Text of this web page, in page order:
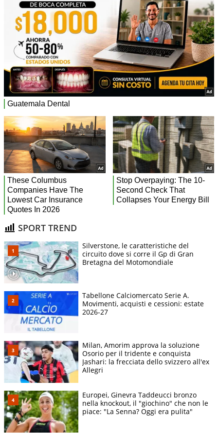
SPORT TREND
Silverstone, le caratteristiche del
circuito dove si corre il Gp di Gran
Bretagna del Motomondiale
Tabellone Calciomercato Serie A.
Movimenti, acquisti e cessioni: estate
2026-27
Milan, Amorim approva la soluzione
Osorio per il tridente e conquista
Jashari: la frecciata dello svizzero all'ex
Allegri
Europei, Ginevra Taddeucci bronzo
nella knockout, il "giochino" che non le
piace: "La Senna? Oggi era pulita"